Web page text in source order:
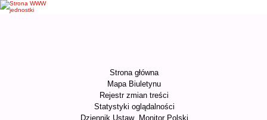
Strona główna
Mapa Biuletynu
Rejestr zmian treści
Statystyki oglądalności
Dziennik Ustaw
Monitor Polski